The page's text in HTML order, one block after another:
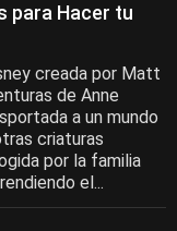
para Hacer tu
creada por Matt
de Anne
a un mundo
criaturas
por la familia
el...